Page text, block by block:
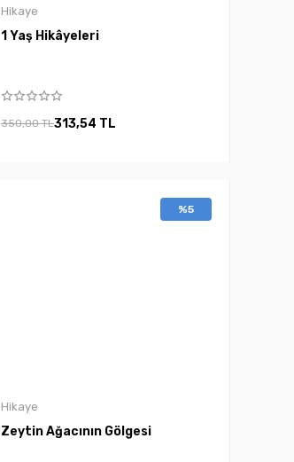
Hikaye
1 Yaş Hikâyeleri
350,00 TL313,54 TL
%5
Hikaye
Zeytin Ağacının Gölgesi